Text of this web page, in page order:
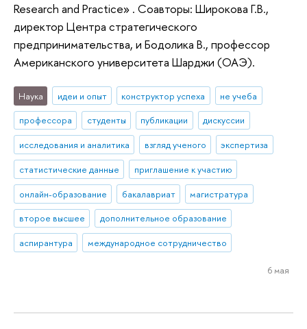
Research and Practice» . Соавторы: Широкова Г.В.,
директор Центра стратегического
предпринимательства, и Бодолика В., профессор
Американского университета Шарджи (ОАЭ).
Наука идеи и опыт конструктор успеха
не учеба
профессора
студенты публикации
дискуссии
исследования и аналитика
взгляд ученого
экспертиза
статистические данные
приглашение к участию
онлайн-образование
бакалавриат
магистратура
второе высшее
дополнительное образование
аспирантура
международное сотрудничество
6 мая